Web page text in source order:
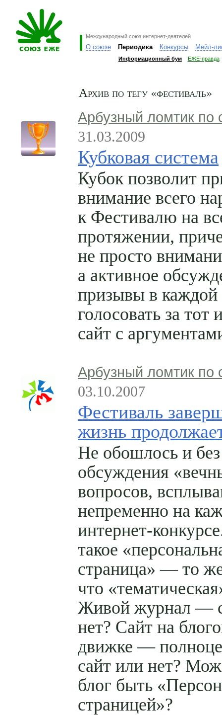
Международный союз интернет-деятелей
О союзе Периодика Конкурсы Мейл-
Информационный бум ЕЖЕ-правда
Архив по тегу «фестиваль»
Арбузный ломтик по
31.03.2009
Кубковая система
Кубок позволит
внимание всего
к Фестивалю на
протяжении,
не просто
а активное
призывы в каждой
голосовать за тот
сайт с
Арбузный ломтик по
03.10.2007
Фестиваль
жизнь
Не обошлось и без
обсуждения
вопросов,
непременно на
интернет-
такое
страница» — то
что
Живой журнал —
нет? Сайт на
движке —
сайт или нет?
блог быть
страницей»?